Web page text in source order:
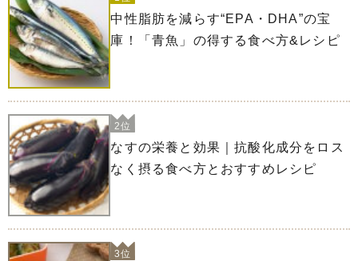
中性脂肪を減らす“EPA・DHA”の宝
庫！「青魚」の得する食べ方&レシピ
2位
なすの栄養と効果｜抗酸化成分をロス
なく摂る食べ方とおすすめレシピ
3位